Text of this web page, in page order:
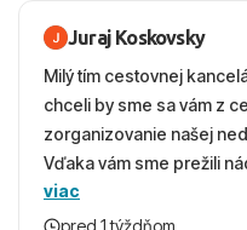
Juraj Koskovsky
Milý tím cestovnej
chceli by sme sa vám z
zorganizovanie našej
Vďaka vám sme prežili
ešte dlho s úsmevom
absolútne hladko – od
viac
pred 1 týždňom